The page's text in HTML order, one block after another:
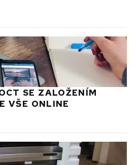
SE ZALOŽENÍM
VŠE ONLINE